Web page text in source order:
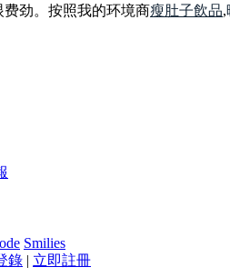
费劲。按照我的环境商瘦肚子飲品,
Smilies
錄 | 立即註冊